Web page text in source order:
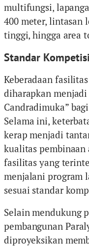
multifungsi,
400 meter, lintasan
tinggi, hingga area
Standar
Keberadaan
diharapkan
Candradimuka”
Selama ini,
kerap menjadi
kualitas
fasilitas yang
menjalani program
sesuai standar
Selain mendukung
pembangunan
diproyeksikan